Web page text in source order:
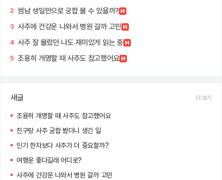
2 썸남 생일만으로 궁합 볼 수 있을까?
3 사주에 건강운 나와서 병원 갈까 고민
4 사주 잘 몰랐던 나도 재미있게 읽는 중
5 조용히 개명할 때 사주도 참고했어요
새글 더 보기
조용히 개명할 때 사주도 참고했어요
친구랑 사주 궁합 봤더니 생긴 일
인기 한자보다 사주가 더 중요할까?
여행운 좋다길래 어디로?
사주에 건강운 나와서 병원 갈까 고민